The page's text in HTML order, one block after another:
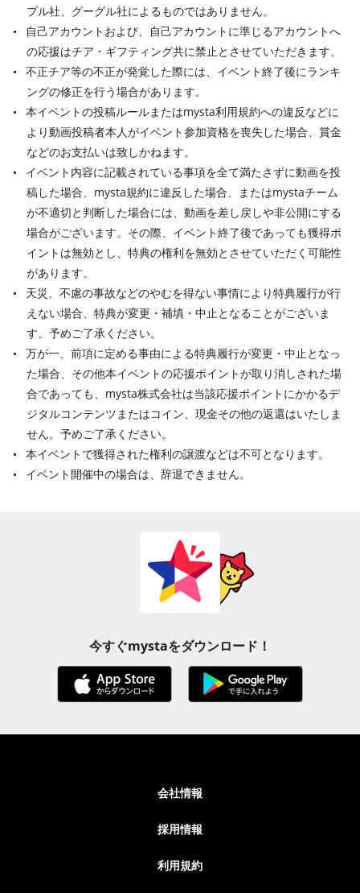
プル社、グーグル社によるものではありません。
自己アカウントおよび、自己アカウントに準じるアカウントへ
の応援はチア・ギフティング共に禁止とさせていただきます。
不正チア等の不正が発覚した際には、イベント終了後にランキ
ングの修正を行う場合があります。
本イベントの投稿ルールまたはmysta利用規約への違反などに
より動画投稿者本人がイベント参加資格を喪失した場合、賞金
などのお支払いは致しかねます。
イベント内容に記載されている事項を全て満たさずに動画を投
稿した場合、mysta規約に違反した場合、またはmystaチーム
が不適切と判断した場合には、動画を差し戻しや非公開にする
場合がございます。その際、イベント終了後であっても獲得ポ
イントは無効とし、特典の権利を無効とさせていただく可能性
があります。
天災、不慮の事故などのやむを得ない事情により特典履行が行
えない場合、特典が変更・補填・中止となることがございま
す。予めご了承ください。
万が一、前項に定める事由による特典履行が変更・中止となっ
た場合、その他本イベントの応援ポイントが取り消しされた場
合であっても、mysta株式会社は当該応援ポイントにかかるデ
ジタルコンテンツまたはコイン、現金その他の返還はいたしま
せん。予めご了承ください。
本イベントで獲得された権利の譲渡などは不可となります。
イベント開催中の場合は、辞退できません。
今すぐmystaをダウンロード！
会社情報
採用情報
利用規約